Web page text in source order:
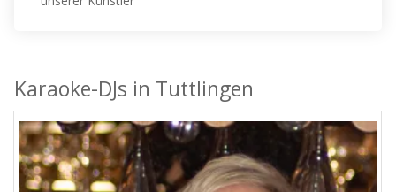
Karaoke-DJs in Tuttlingen